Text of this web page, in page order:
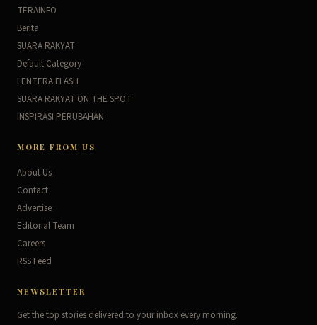
TERAINFO
Berita
SUARA RAKYAT
Default Category
LENTERA FLASH
SUARA RAKYAT ON THE SPOT
INSPIRASI PERUBAHAN
MORE FROM US
About Us
Contact
Advertise
Editorial Team
Careers
RSS Feed
NEWSLETTER
Get the top stories delivered to your inbox every morning.